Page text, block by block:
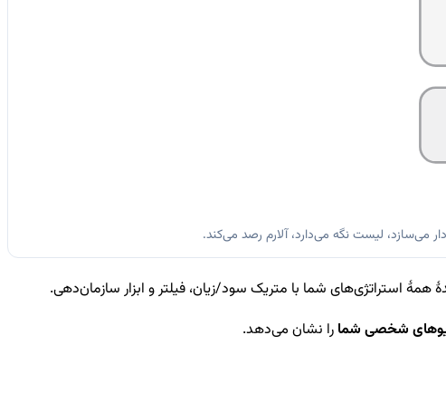
می‌سازد، لیست نگه می‌دارد، آلارم رصد می‌کند.
استراتژی‌های شما با متریک سود/زیان، فیلتر و ابزار سازمان‌دهی.
شخصی شما را نشان می‌دهد.